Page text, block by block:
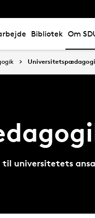
Bibliotek Om
universitetets